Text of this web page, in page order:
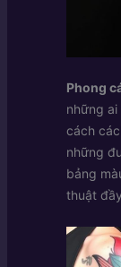
Phong
những
cách
những
bảng
thuật